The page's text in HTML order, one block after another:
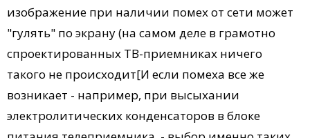
изображение при наличии помех от сети может
"гулять" по экрану (на самом деле в грамотно
спроектированных ТВ-приемниках ничего
такого не происходит[И если помеха все же
возникает - например, при высыхании
электролитических конденсаторов в блоке